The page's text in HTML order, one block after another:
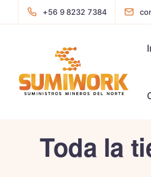
+56 9 8232 7384
Toda la